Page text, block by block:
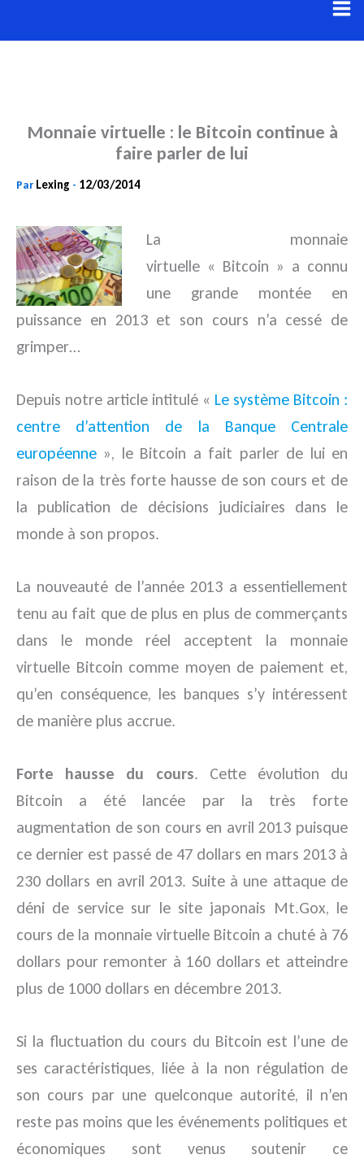
au
Monnaie virtuelle : le Bitcoin continue à
faire parler de lui
Par Lexing - 12/03/2014
La monnaie
virtuelle « Bitcoin » a connu
une grande montée en
puissance en 2013 et son cours n’a cessé de
grimper…
Depuis notre article intitulé « Le système Bitcoin :
centre d’attention de la Banque Centrale
européenne », le Bitcoin a fait parler de lui en
raison de la très forte hausse de son cours et de
la publication de décisions judiciaires dans le
monde à son propos.
La nouveauté de l’année 2013 a essentiellement
tenu au fait que de plus en plus de commerçants
dans le monde réel acceptent la monnaie
virtuelle Bitcoin comme moyen de paiement et,
qu’en conséquence, les banques s’y intéressent
de manière plus accrue.
Forte hausse du cours. Cette évolution du
Bitcoin a été lancée par la très forte
augmentation de son cours en avril 2013 puisque
ce dernier est passé de 47 dollars en mars 2013 à
230 dollars en avril 2013. Suite à une attaque de
déni de service sur le site japonais Mt.Gox, le
cours de la monnaie virtuelle Bitcoin a chuté à 76
dollars pour remonter à 160 dollars et atteindre
plus de 1000 dollars en décembre 2013.
Si la fluctuation du cours du Bitcoin est l’une de
ses caractéristiques, liée à la non régulation de
son cours par une quelconque autorité, il n’en
reste pas moins que les événements politiques et
économiques sont venus soutenir ce